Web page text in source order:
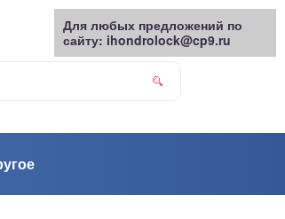
Для любых предложений по
сайту: ihondrolock@cp9.ru